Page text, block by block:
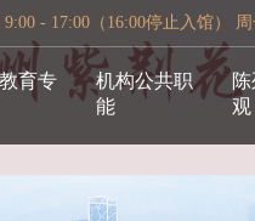
- 17:00（16:00停止入馆）
育专
机构公共职
能
观